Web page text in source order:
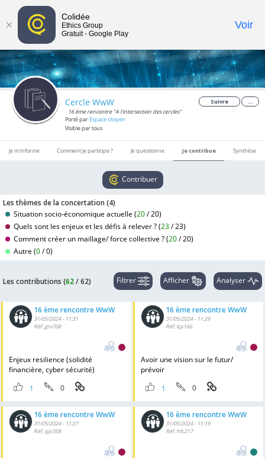
Toggle
Cercle WwW
16 ème rencontre "A l'intersection des cercles"
Porté par Espace citoyen
Visible par tous
Suivre ...
Je m'informe Comment je participe ? Je questionne Je contribue Synthèse
Contribuer
Les thèmes de la concertation (4)
Situation socio-économique actuelle (20/20)
Quels sont les enjeux et les défis à relever ? (23/23)
Comment créer un maillage/ force collective ? (20/20)
Autre (0/0)
Les contributions (62/62) Filtrer Afficher Analyser
16 ème rencontre WwW
31/05/2024 - 11:31
Réf. gni708
Enjeux resilience (solidité
financière, cyber sécurité)
1
0
16 ème rencontre WwW
31/05/2024 - 11:29
Réf. lcp166
Avoir une vision sur le futur/
prévoir
1
0
16 ème rencontre WwW
31/05/2024 - 11:27
Réf. qjx358
16 ème rencontre WwW
31/05/2024 - 11:19
Réf. hfc217
Colidée
Ethics Group
Gratuit - Google Play
Voir